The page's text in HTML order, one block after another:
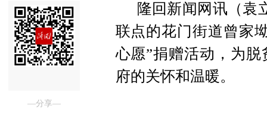
—分享—
隆回新闻网讯（袁
联点的花门街道曾家
心愿”捐赠活动，为
府的关怀和温暖。